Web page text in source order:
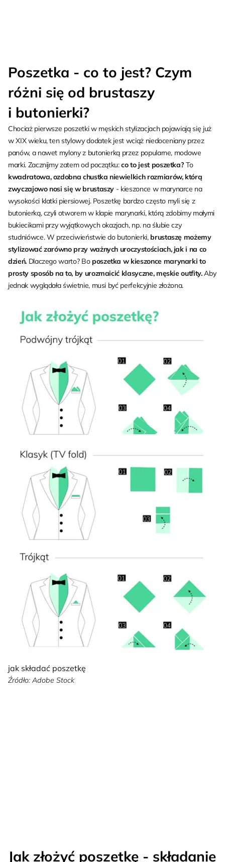
Poszetka - co to jest? Czym
różni się od brustaszy
i butonierki?
Chociaż pierwsze poszetki w męskich stylizacjach pojawiają się już
w XIX wieku, ten stylowy dodatek jest wciąż niedoceniany przez
panów, a nawet mylony z butonierką przez popularne, modowe
marki. Zacznijmy zatem od początku:co to jest poszetka? To
kwadratowa, ozdobna chustka niewielkich rozmiarów, którą
zwyczajowo nosi się w brustaszy - kieszonce w marynarce na
wysokości klatki piersiowej. Poszetkę bardzo często myli się z
butonierką, czyli otworem w klapie marynarki, którą zdobimy małymi
bukiecikami przy wyjątkowych okazjach, np. na ślubie czy
studniówce. W przeciwieństwie do butonierki, brustaszę możemy
stylizować zarówno przy ważnych uroczystościach, jak i na co
dzień.Dlaczego warto? Boposzetka w kieszonce marynarki to
prosty sposób na to, by urozmaicić klasyczne, męskie outfity.Aby
jednak wyglądała świetnie, musi być perfekcyjnie złożona.
jak składać poszetkę
Źródło: Adobe Stock
Jak złożyć poszetkę - składanie